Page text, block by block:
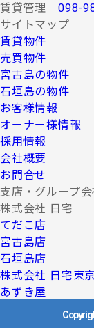
賃貸管理 098-
サイトマップ
賃貸物件
売買物件
宮古島の物件
石垣島の物件
お客様情報
オーナー様情報
採用情報
会社概要
お問合せ
支店・グループ会
株式会社 日宅
てだこ店
宮古島店
石垣島店
株式会社 日宅東京
あずき屋